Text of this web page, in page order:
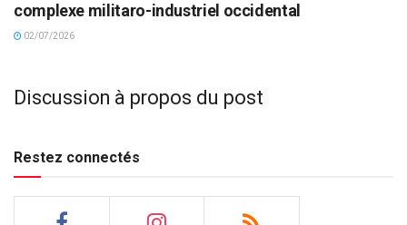
complexe militaro-industriel occidental
02/07/2026
Discussion à propos du post
Restez connectés